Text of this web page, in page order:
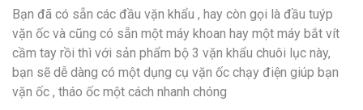
Bạn đã có sẵn các đầu vặn khẩu , hay còn gọi là đầu tuýp
vặn ốc và cũng có sẵn một máy khoan hay một máy bắt vít
cầm tay rồi thì với sản phẩm bộ 3 vặn khẩu chuôi lục này,
bạn sẽ dễ dàng có một dụng cụ vặn ốc chạy điện giúp bạn
vặn ốc , tháo ốc một cách nhanh chóng